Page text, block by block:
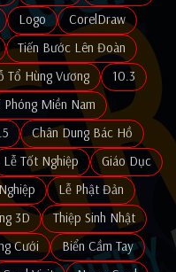
Logo
CorelDraw
Tiến Bước Lên Đoàn
Tổ Hùng Vương
10.3
Phóng Miền Nam
Chân Dung Bác Hồ
Lễ Tốt Nghiệp
Giáo Dục
Lễ Phật Đản
3D
Thiệp Sinh Nhật
Cưới
Biển Cầm Tay